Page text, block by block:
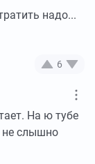
надо...
6
На ю тубе
не слышно